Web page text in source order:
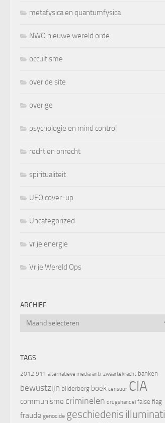
metafysica en quantumfysica
NWO nieuwe wereld orde
occultisme
over de site
overige
psychologie en mind control
recht en onrecht
spiritualiteit
UFO cover-up
Uncategorized
vrije energie
Vrije Wereld Ops
ARCHIEF
Archief
TAGS
2012 911 alternatieve media anti-zwaartekracht banken
bewustzijn bilderberg boek censuur CIA
communisme criminelen drugshandel false flag
fraude genocide geschiedenis illuminati